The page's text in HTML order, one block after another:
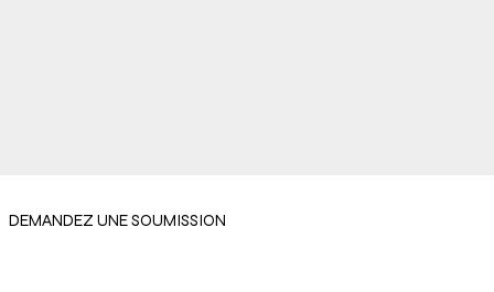
DEMANDEZ UNE SOUMISSION